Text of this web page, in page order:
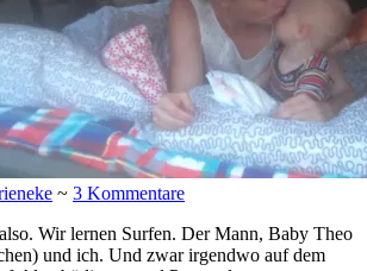
~ 3 Kommentare
Wir lernen Surfen. Der Mann, Baby Theo
und ich. Und zwar irgendwo auf dem